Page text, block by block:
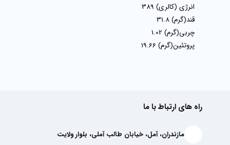
انرژی (کالری) 389
قند(گرم)31.8
چربی(گرم) 1.02
پروتئین(گرم) 19.66
راه های ارتباط با ما
مازندران، آمل، خیابان طالب آملی، بلوار ولایت